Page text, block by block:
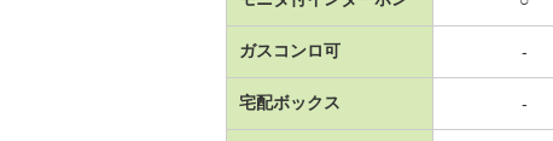
ガスコンロ可 -
宅配ボックス -